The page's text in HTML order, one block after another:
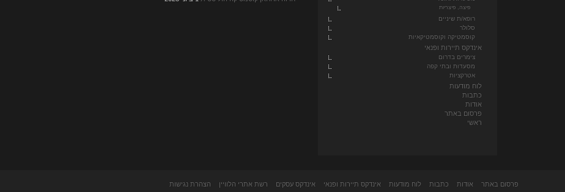
פיצה, פיצריות
רופא/ת שיניים
סלולר
קוסמטיקה וקוסמטיקאיות
אינדקס תיירות ופנאי
צימרים בדרום
מסעדות ובתי קפה
אטרקציות
לוח מודעות
כתבות
אודות
פרסום באתר
ראשי
הצהרת נגישות רשת אתרי הלוויין אינדקס עסקים אינדקס תיירות ופנאי לוח מודעות כתבות אודות פרסום באתר